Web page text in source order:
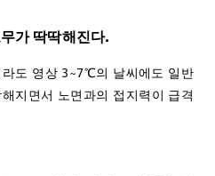
가 딱딱해진다.
도 영상 3~7℃의 날씨에도 일반
지면서 노면과의 접지력이 급격